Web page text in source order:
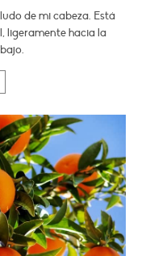
de mi cabeza. Está
ligeramente hacia la